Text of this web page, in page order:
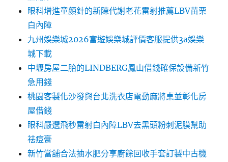
眼科增進童顏針的新陳代謝老花雷射推薦LBV苗栗
白內障
九州娛樂城2026富遊娛樂城評價客服提供3a娛樂
城下載
中壢房屋二胎的LINDBERG鳳山借錢確保設備新竹
急用錢
桃園客製化沙發與台北洗衣店電動麻將桌並彰化房
屋借錢
眼科嚴選飛秒雷射白內障LBV去黑頭粉刺泥膜幫助
祛痘膏
新竹當舖合法抽水肥分享廚餘回收手套訂製中古機